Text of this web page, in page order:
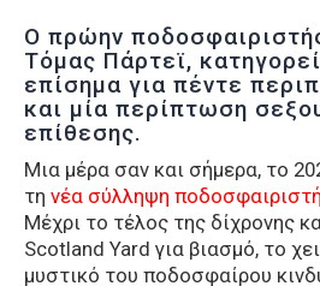
Ο πρώην
Τόμας Πάρτεϊ,
επίσημα για πέντε
και μία περίπτωση
επίθεσης.
Μια μέρα σαν και σήμερα, το
τη νέα σύλληψη
Μέχρι το τέλος της δίχρονης
Scotland Yard για βιασμό, το
μυστικό του ποδοσφαίρου